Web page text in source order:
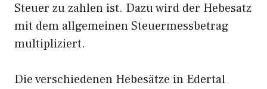
Steuer zu zahlen ist. Dazu wird der Hebesatz
mit dem allgemeinen Steuermessbetrag
multipliziert.
Die verschiedenen Hebesätze in Edertal